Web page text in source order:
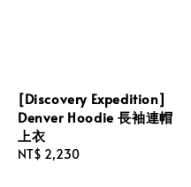
[Discovery Expedition]
Denver Hoodie 長袖連帽
上衣
Regular
NT$ 2,230